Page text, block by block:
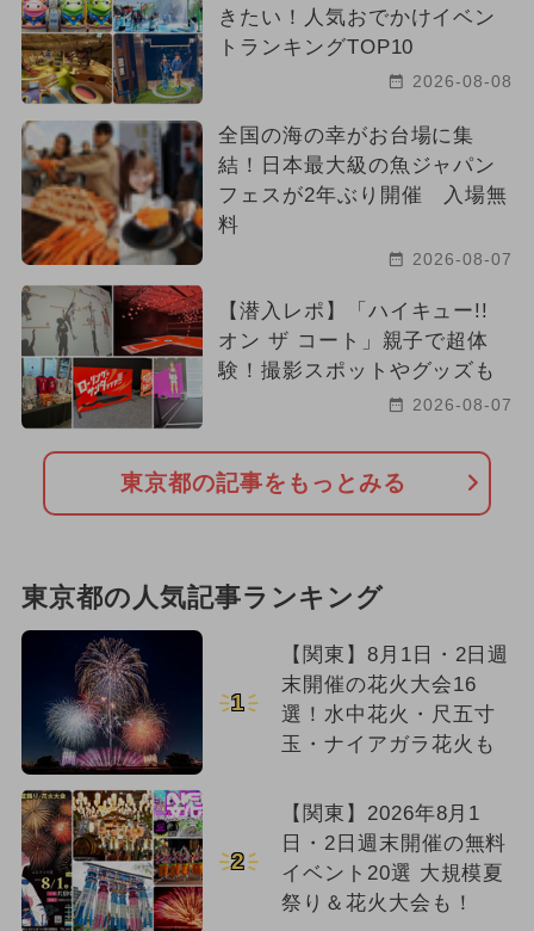
きたい！人気おでかけイベン
トランキングTOP10
2026-08-08
全国の海の幸がお台場に集
結！日本最大級の魚ジャパン
フェスが2年ぶり開催 入場無
料
2026-08-07
【潜入レポ】「ハイキュー!!
オン ザ コート」親子で超体
験！撮影スポットやグッズも
2026-08-07
東京都の記事をもっとみる
東京都の人気記事ランキング
1
【関東】8月1日・2日週
末開催の花火大会16
選！水中花火・尺五寸
玉・ナイアガラ花火も
2
【関東】2026年8月1
日・2日週末開催の無料
イベント20選 大規模夏
祭り＆花火大会も！